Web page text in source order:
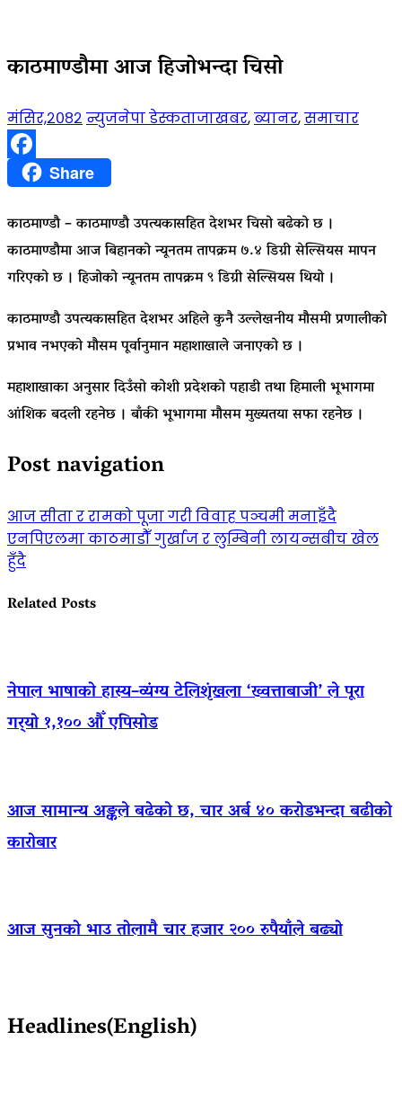
काठमाण्डौमा आज हिजोभन्दा चिसो
मंसिर,२०८२ न्युजनेपा डेस्कताजाखबर,ब्यानर,समाचार
FacebookShare
काठमाण्डौ – काठमाण्डौ उपत्यकासहित देशभर चिसो बढेको छ ।
काठमाण्डौमा आज बिहानको न्यूनतम तापक्रम ७.४ डिग्री सेल्सियस मापन
गरिएको छ । हिजोको न्यूनतम तापक्रम ९ डिग्री सेल्सियस थियो ।
काठमाण्डौ उपत्यकासहित देशभर अहिले कुनै उल्लेखनीय मौसमी प्रणालीको
प्रभाव नभएको मौसम पूर्वानुमान महाशाखाले जनाएको छ ।
महाशाखाका अनुसार दिउँसो कोशी प्रदेशको पहाडी तथा हिमाली भूभागमा
आंशिक बदली रहनेछ । बाँकी भूभागमा मौसम मुख्यतया सफा रहनेछ ।
Post navigation
आज सीता र रामको पूजा गरी विवाह पञ्चमी मनाइँदै
एनपिएलमा काठमाडौँ गुर्खाज र लुम्बिनी लायन्सबीच खेल
हुँदै
Related Posts
नेपाल भाषाको हास्य–व्यंग्य टेलिशृंखला ‘ख्वत्ताबाजी’ ले पूरा
गर्‍यो १,१०० औँ एपिसोड
आज सामान्य अङ्कले बढेको छ, चार अर्ब ४० करोडभन्दा बढीको
कारोबार
आज सुनको भाउ तोलामै चार हजार २०० रुपैयाँले बढ्यो
Headlines(English)